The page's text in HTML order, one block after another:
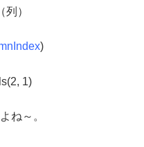
（列）
)
1)
ね～。